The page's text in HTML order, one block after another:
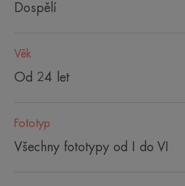
Dospělí
Věk
Od 24 let
Fototyp
Všechny fototypy od I do VI